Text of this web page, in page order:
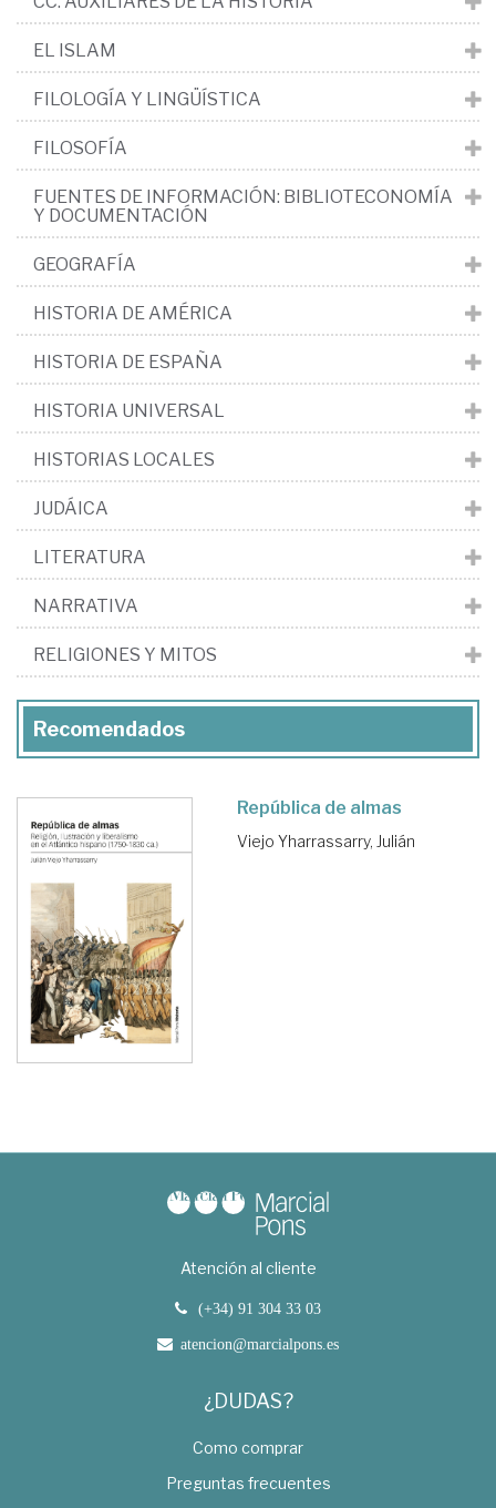
EL ISLAM
FILOLOGÍA Y LINGÜÍSTICA
FILOSOFÍA
FUENTES DE INFORMACIÓN: BIBLIOTECONOMÍA
Y DOCUMENTACIÓN
GEOGRAFÍA
HISTORIA DE AMÉRICA
HISTORIA DE ESPAÑA
HISTORIA UNIVERSAL
HISTORIAS LOCALES
JUDÁICA
LITERATURA
NARRATIVA
RELIGIONES Y MITOS
Recomendados
República de almas
Viejo Yharrassarry, Julián
Atención al cliente
(+34) 91 304 33 03
atencion@marcialpons.es
¿DUDAS?
Como comprar
Preguntas frecuentes